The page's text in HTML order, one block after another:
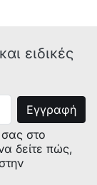
ειδικές
στο
δείτε πώς,